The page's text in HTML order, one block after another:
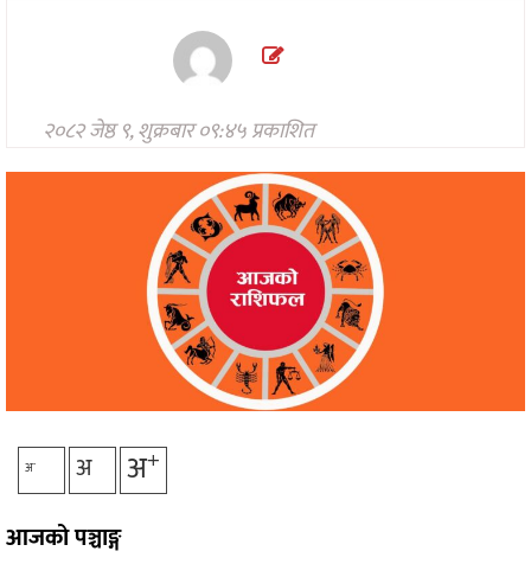
विचार
खेलकुद
२०८२ जेष्ठ ९, शुक्रबार ०९:४५ प्रकाशित
अ- अ अ+
आजको पञ्चाङ्ग